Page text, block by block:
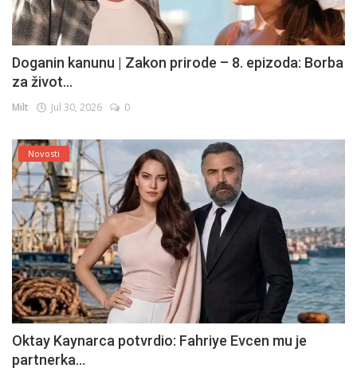
Doganin kanunu | Zakon prirode – 8. epizoda: Borba
za život...
Milt Jul 30, 2026 0
Novosti
Oktay Kaynarca potvrdio: Fahriye Evcen mu je
partnerka...